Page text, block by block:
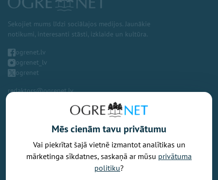
Sekojiet mums līdzi sociālajos medijos. Jaunākie
notikumi, interesanti stāsti, izklaide un kultūra.
ogrenet.lv
ogrenet_lv
ogrenet
redaktors@ogrenet.lv
Vēlaties izteikt savu viedokli par portālu? Pamanījāt kļūdu? Ir
problēma, ko vēlaties apspriest publiski? Vēlaties iesūtīt rakstu par
Jums aktuālu tēmu? Varbūt Jums vajadzīgs padoms? Rakstiet uz
Mēs cienām tavu privātumu
Vai piekrītat šajā vietnē izmantot analītikas un
mārketinga sīkdatnes, saskaņā ar mūsu privātuma
politiku?